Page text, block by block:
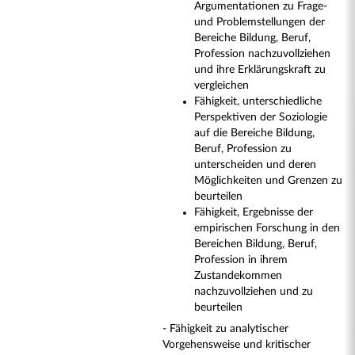
Argumentationen zu Frage-
und Problemstellungen der
Bereiche Bildung, Beruf,
Profession nachzuvollziehen
und ihre Erklärungskraft zu
vergleichen
Fähigkeit, unterschiedliche
Perspektiven der Soziologie
auf die Bereiche Bildung,
Beruf, Profession zu
unterscheiden und deren
Möglichkeiten und Grenzen zu
beurteilen
Fähigkeit, Ergebnisse der
empirischen Forschung in den
Bereichen Bildung, Beruf,
Profession in ihrem
Zustandekommen
nachzuvollziehen und zu
beurteilen
- Fähigkeit zu analytischer
Vorgehensweise und kritischer